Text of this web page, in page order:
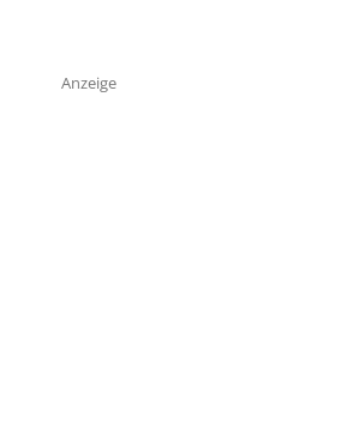
Anzeige